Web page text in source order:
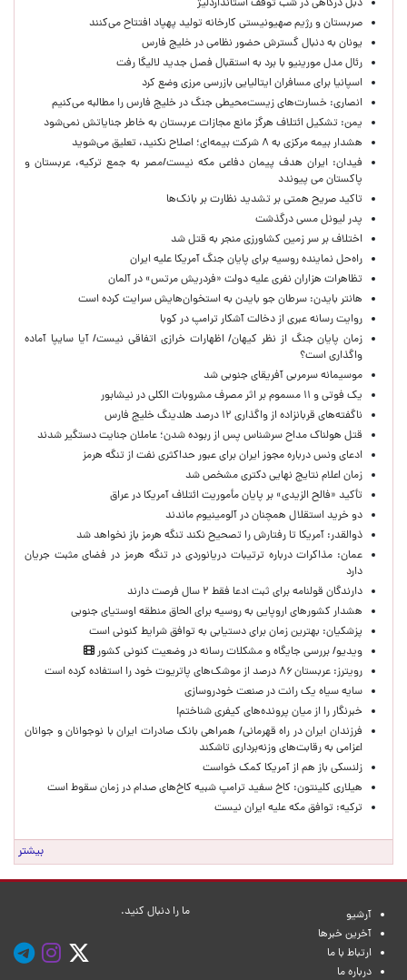
دبل درگاهی در شب توقف استانداردلیژ
صربستان و رژیم صهیونیستی کارخانه تولید پهپاد افتتاح می‌کنند
یونان به دنبال گسترش حضور نظامی در خلیج فارس
رئال مدل مورینیو با برد به استقبال فصل جدید لالیگا رفت
اسپانیا برای مسافران ایتالیایی بازرسی مرزی وضع کرد
انصاری: خسارت‌های زیست‌محیطی جنگ در خلیج فارس را مطالبه‌ می‌کنیم
یمن: تشکیل ائتلاف هرگز مانع مجازات عربستان به خاطر جنایاتش نمی‌شود
هشدار بیمه مرکزی به ۸ شرکت بیمه‌ای؛ اصلاح نکنید، تعلیق می‌شوید
فیدان: ایران هدف پیمان دفاعی مکه نیست/مصر به جمع ترکیه، عربستان و
پاکستان می پیوندد
تاکید صریح همتی بر تشدید نظارت بر بانک‌ها
پدر لیونل مسی درگذشت
اختلاف بر سر زمین کشاورزی منجر به قتل شد
راه‌حل نماینده روسیه برای پایان جنگ آمریکا علیه ایران
تظاهرات هزاران نفری علیه دولت «فردریش مرتس» در آلمان
هانتر بایدن: سرطان جو بایدن به استخوان‌هایش سرایت کرده است
روایت رسانه عبری از دخالت آشکار ترامپ در کوبا
زمان پایان جنگ از نظر کیهان/ اظهارات خرازی اتفاقی نیست/ آیا سایپا آماده
واگذاری است؟
موسیمانه سرمربی آفریقای جنوبی شد
یک فوتی و ۱۱ مسموم بر اثر مصرف مشروبات الکلی در نیشابور
ناگفته‌های قربانزاده از واگذاری ۱۲ درصد هلدینگ خلیج فارس
قتل هولناک مداح سرشناس پس از ربوده شدن؛ عاملان جنایت دستگیر شدند
ادعای ونس درباره مجوز ایران برای عبور حداکثری نفت از تنگه هرمز
زمان اعلام نتایج نهایی دکتری مشخص شد
تأکید «فالح الزیدی» بر پایان مأموریت ائتلاف آمریکا در عراق
دو خرید استقلال همچنان در آلومینیوم ماندند
ذوالقدر: آمریکا تا رفتارش را تصحیح نکند تنگه هرمز باز نخواهد شد
عمان: مذاکرات درباره ترتیبات دریانوردی در تنگه هرمز در فضای مثبت جریان
دارد
دارندگان قولنامه برای ثبت ادعا فقط ۲ سال فرصت دارند
هشدار کشورهای اروپایی به روسیه برای الحاق منطقه اوستیای جنوبی
پزشکیان‌: بهترین زمان برای دستیابی به توافق شرایط کنونی است
ویدیو/ بررسی جایگاه و مشکلات رسانه در وضعیت کنونی کشور
رویترز: عربستان ۸۶ درصد از موشک‌های پاتریوت خود را استفاده کرده است
سایه سیاه یک رانت در صنعت خودروسازی
خبرنگار را از میان پرونده‌های کیفری شناختم!
​فرزندان ایران در راه قهرمانی/ همراهی بانک صادرات ایران با نوجوانان و جوانان
اعزامی به رقابت‌های وزنه‌برداری تاشکند
زلنسکی باز هم از آمریکا کمک خواست
هیلاری کلینتون: کاخ سفید ترامپ شبیه کاخ‌های صدام در زمان سقوط است
ترکیه: توافق مکه علیه ایران نیست
بیشتر
آرشیو
آخرین خبرها
ارتباط با ما
درباره ما
ما را دنبال کنید.